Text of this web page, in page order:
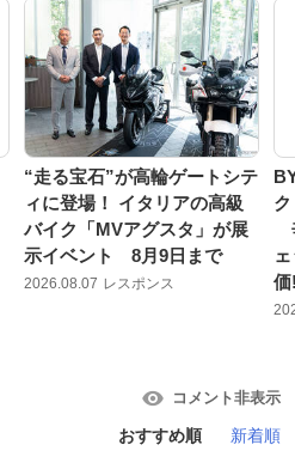
“走る宝石”が高輪ゲートシテ
ィに登場！ イタリアの高級
バイク「MVアグスタ」が展
示イベント 8月9日まで
2026.08.07 レスポンス
コメント非表示
おすすめ順 新着順